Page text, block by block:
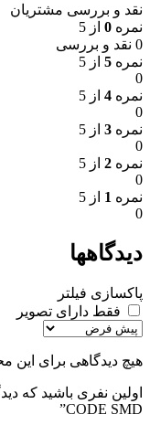
نقد و بررسی مشتریان
نمره 0 از 5
0 نقد و بررسی
نمره 5 از 5
0
نمره 4 از 5
0
نمره 3 از 5
0
نمره 2 از 5
0
نمره 1 از 5
0
دیدگاهها
پاکسازی فیلتر
فقط دارای تصویر
هیچ دیدگاهی برای
CODE SMD”